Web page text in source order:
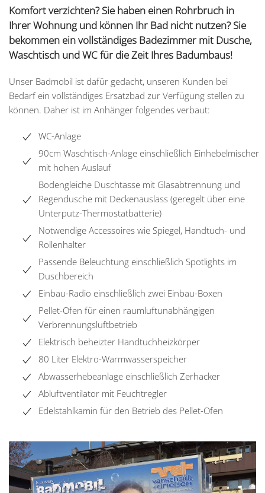
Komfort verzichten? Sie haben einen Rohrbruch in
Ihrer Wohnung und können Ihr Bad nicht nutzen? Sie
bekommen ein vollständiges Badezimmer mit Dusche,
Waschtisch und WC für die Zeit Ihres Badumbaus!
Unser Badmobil ist dafür gedacht, unseren Kunden bei
Bedarf ein vollständiges Ersatzbad zur Verfügung stellen zu
können. Daher ist im Anhänger folgendes verbaut:
WC-Anlage
90cm Waschtisch-Anlage einschließlich Einhebelmischer
mit hohen Auslauf
Bodengleiche Duschtasse mit Glasabtrennung und
Regendusche mit Deckenauslass (geregelt über eine
Unterputz-Thermostatbatterie)
Notwendige Accessoires wie Spiegel, Handtuch- und
Rollenhalter
Passende Beleuchtung einschließlich Spotlights im
Duschbereich
Einbau-Radio einschließlich zwei Einbau-Boxen
Pellet-Ofen für einen raumluftunabhängigen
Verbrennungsluftbetrieb
Elektrisch beheizter Handtuchheizkörper
80 Liter Elektro-Warmwasserspeicher
Abwasserhebeanlage einschließlich Zerhacker
Abluftventilator mit Feuchtregler
Edelstahlkamin für den Betrieb des Pellet-Ofen